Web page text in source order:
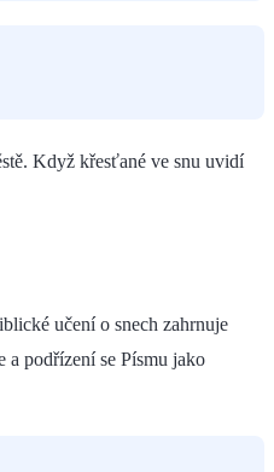
Když křesťané ve snu uvidí
učení o snech zahrnuje
podřízení se Písmu jako